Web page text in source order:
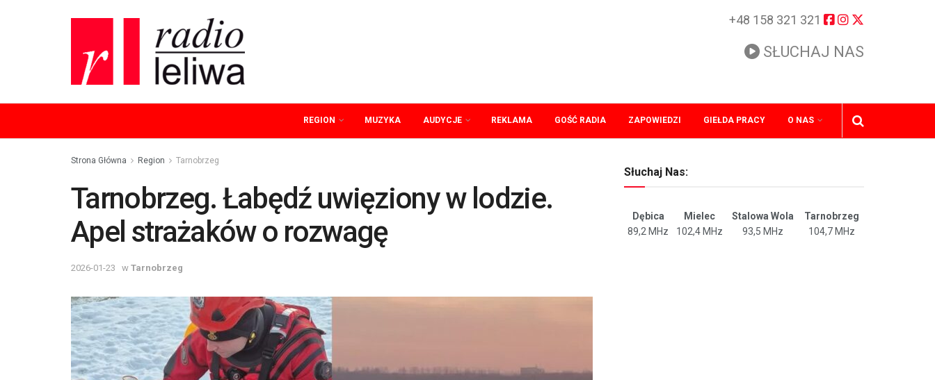
+48 158 321 321
SŁUCHAJ NAS
REGION MUZYKA AUDYCJE REKLAMA GOŚĆ RADIA ZAPOWIEDZI GIEŁDA PRACY O NAS
Strona Główna Region Tarnobrzeg
Tarnobrzeg. Łabędź uwięziony w lodzie.
Apel strażaków o rozwagę
2026-01-23 w Tarnobrzeg
Słuchaj Nas:
Dębica Mielec Stalowa Wola
Tarnobrzeg
89,2 MHz
102,4 MHz 93,5 MHz 104,7 MHz